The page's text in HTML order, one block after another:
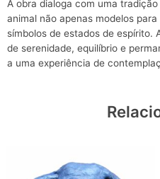
A obra dialoga com uma
animal não apenas modelos
símbolos de estados de espírito.
de serenidade, equilíbrio e
a uma experiência de